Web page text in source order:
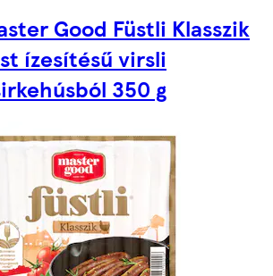
Good Füstli Klasszik
ízesítésű virsli
350 g